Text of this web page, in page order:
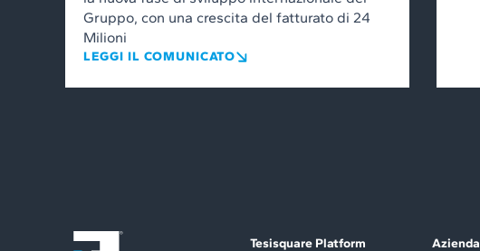
Gruppo, con una crescita del fatturato di 24
Milioni
LEGGI IL COMUNICATO
Tesisquare Platform
Azienda